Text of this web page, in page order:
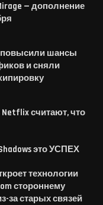
— дополнение
повысили шансы
и сняли
Netflix считают, что
это УСПЕХ
технологии
стороннему
за старых связей